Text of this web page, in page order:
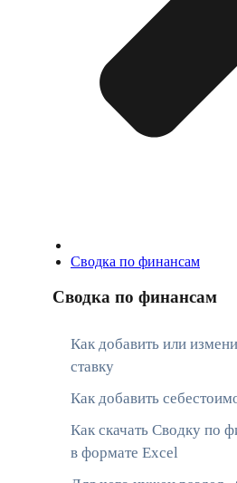
Сводка по финансам
Сводка по финансам
Как добавить или
ставку
Как добавить
Как скачать Сводку по
в формате Excel